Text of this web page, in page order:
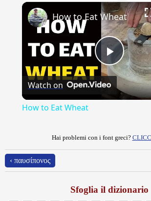
Fullscreen
Play
Video
How to Eat Wheat
Watch on
How to Eat Wheat
Hai problemi con i font greci?
‹ παυσίπονος
Sfoglia il dizionario